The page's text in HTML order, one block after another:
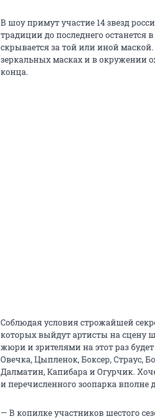
В шоу примут участие 14 звезд
традиции до последнего останется
скрывается за той или иной
зеркальных масках и в окружении
конца.
Соблюдая условия строжайшей
которых выйдут артисты на сцену
жюри и зрителями на этот раз
Овечка, Цыпленок, Боксер, Страус,
Далматин, Капибара и Огурчик.
и перечисленного зоопарка вполне
— В копилке участников шестого